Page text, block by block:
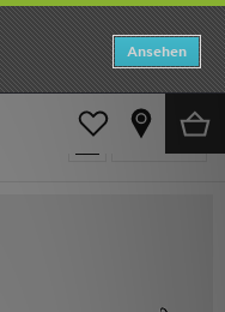
Ansehen
Verfeinern